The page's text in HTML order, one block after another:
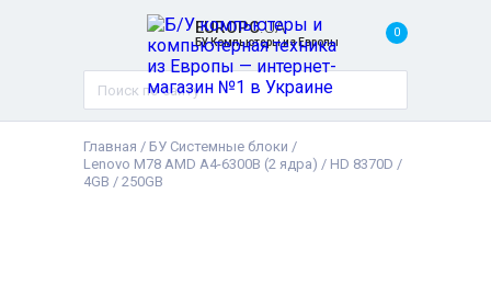
EUROPC.UA
БУ Компьютеры из Европы
0
Главная / БУ Системные блоки /
Lenovo M78 AMD A4-6300B (2 ядра) / HD 8370D /
4GB / 250GB